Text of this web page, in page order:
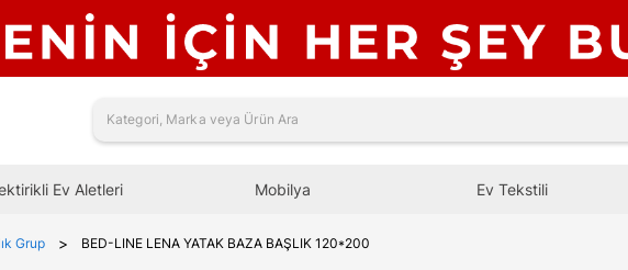
Ev Aletleri Mobilya Ev Tekstili
Grup > BED-LINE LENA YATAK BAZA BAŞLIK 120*200